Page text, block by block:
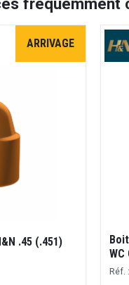
ARRIVAGE
.45 (.451)
WC
Réf.